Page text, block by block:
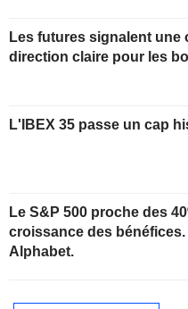
Les futures signalent une
direction claire pour les
L'IBEX 35 passe un cap
Le S&P 500 proche des
croissance des bénéfices.
Alphabet.